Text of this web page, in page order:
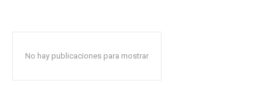
No hay publicaciones para mostrar